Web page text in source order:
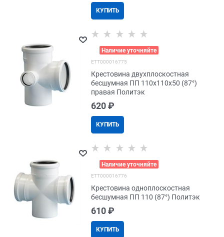
КУПИТЬ
Наличие уточняйте
EТТ000016775
Крестовина двухплоскостная
бесшумная ПП 110x110x50 (87°)
правая Политэк
620 ₽
КУПИТЬ
Наличие уточняйте
EТТ000016776
Крестовина одноплоскостная
бесшумная ПП 110 (87°) Политэк
610 ₽
КУПИТЬ